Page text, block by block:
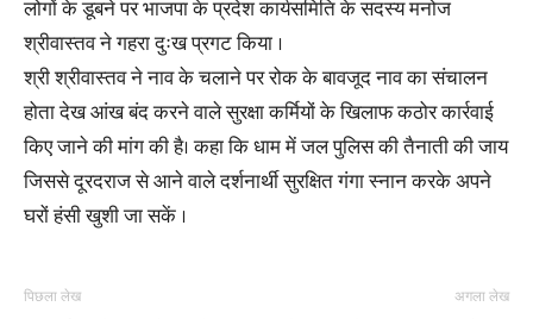
लोगों के डूबने पर भाजपा के प्रदेश कार्यसमिति के सदस्य मनोज
श्रीवास्तव ने गहरा दुःख प्रगट किया ।
श्री श्रीवास्तव ने नाव के चलाने पर रोक के बावजूद नाव का संचालन
होता देख आंख बंद करने वाले सुरक्षा कर्मियों के खिलाफ कठोर कार्रवाई
किए जाने की मांग की है। कहा कि धाम में जल पुलिस की तैनाती की जाय
जिससे दूरदराज से आने वाले दर्शनार्थी सुरक्षित गंगा स्नान करके अपने
घरों हंसी खुशी जा सकें ।
पिछला लेख अगला लेख